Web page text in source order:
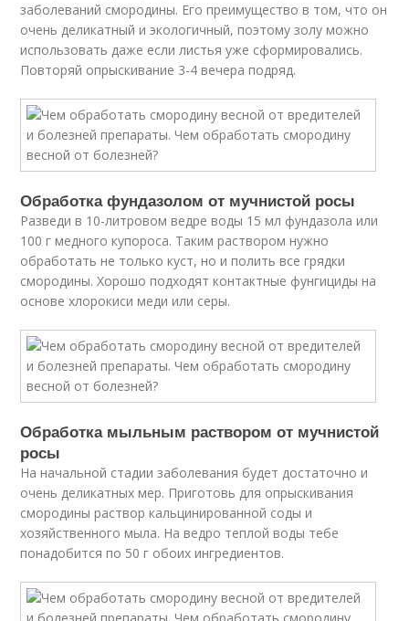
заболеваний смородины. Его преимущество в том, что он
очень деликатный и экологичный, поэтому золу можно
использовать даже если листья уже сформировались.
Повторяй опрыскивание 3-4 вечера подряд.
Обработка фундазолом от мучнистой росы
Разведи в 10-литровом ведре воды 15 мл фундазола или
100 г медного купороса. Таким раствором нужно
обработать не только куст, но и полить все грядки
смородины. Хорошо подходят контактные фунгициды на
основе хлорокиси меди или серы.
Обработка мыльным раствором от мучнистой
росы
На начальной стадии заболевания будет достаточно и
очень деликатных мер. Приготовь для опрыскивания
смородины раствор кальцинированной соды и
хозяйственного мыла. На ведро теплой воды тебе
понадобится по 50 г обоих ингредиентов.